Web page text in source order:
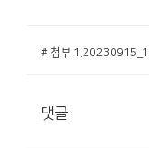
# 첨부
댓글